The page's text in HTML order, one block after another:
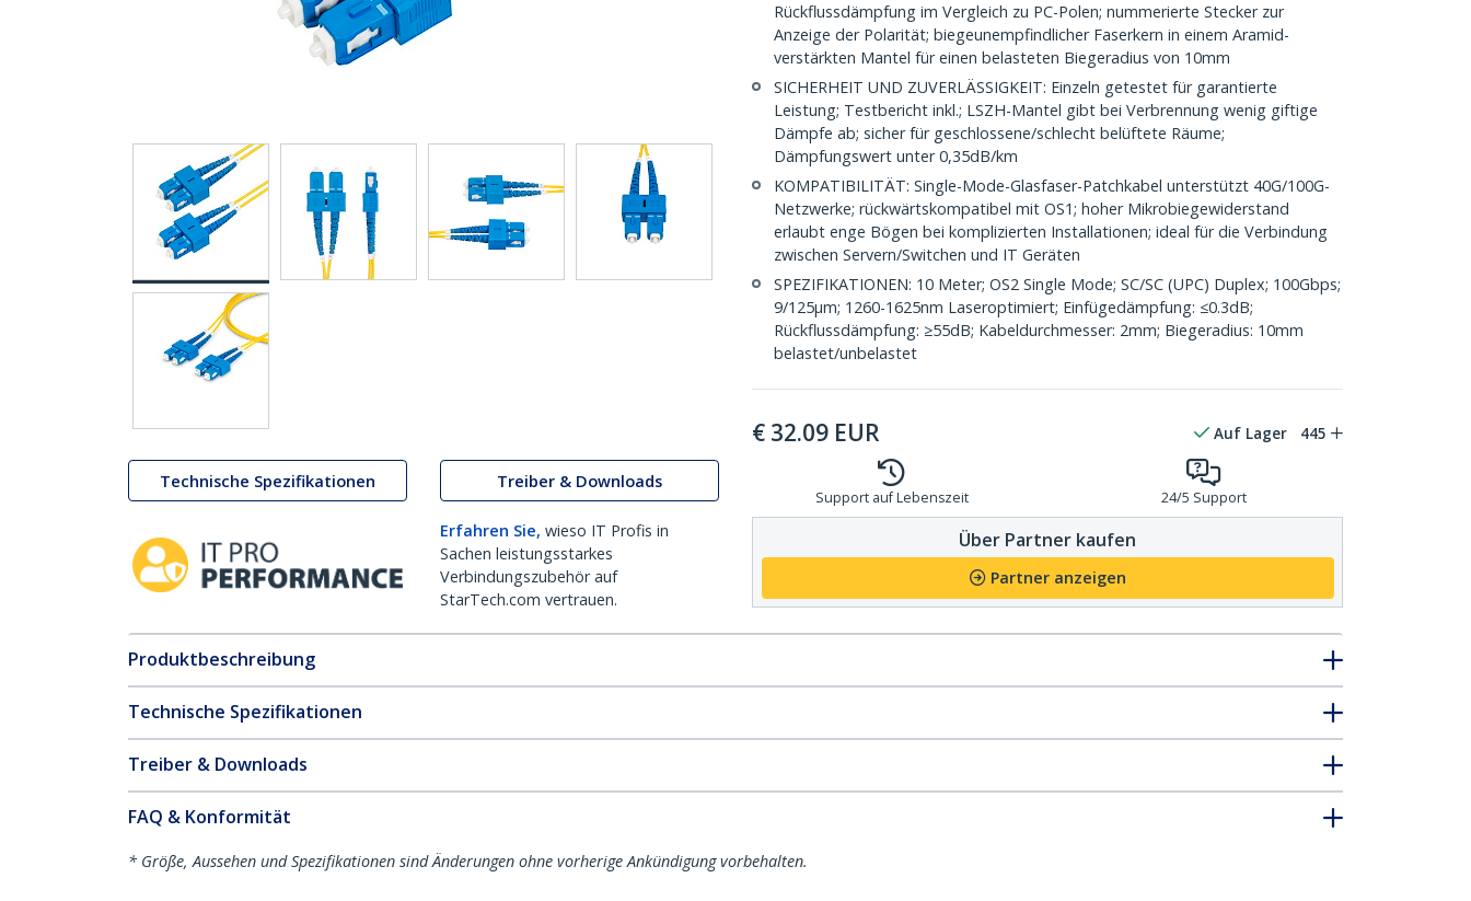
Technische Spezifikationen Treiber & Downloads
Erfahren Sie, wieso IT Profis in
Sachen leistungsstarkes
Verbindungszubehör auf
StarTech.com vertrauen.
Rückflussdämpfung im Vergleich zu PC-Polen; nummerierte Stecker zur
Anzeige der Polarität; biegeunempfindlicher Faserkern in einem Aramid-
verstärkten Mantel für einen belasteten Biegeradius von 10mm
SICHERHEIT UND ZUVERLÄSSIGKEIT: Einzeln getestet für garantierte
Leistung; Testbericht inkl.; LSZH-Mantel gibt bei Verbrennung wenig giftige
Dämpfe ab; sicher für geschlossene/schlecht belüftete Räume;
Dämpfungswert unter 0,35dB/km
KOMPATIBILITÄT: Single-Mode-Glasfaser-Patchkabel unterstützt 40G/100G-
Netzwerke; rückwärtskompatibel mit OS1; hoher Mikrobiegewiderstand
erlaubt enge Bögen bei komplizierten Installationen; ideal für die Verbindung
zwischen Servern/Switchen und IT Geräten
SPEZIFIKATIONEN: 10 Meter; OS2 Single Mode; SC/SC (UPC) Duplex; 100Gbps;
9/125µm; 1260-1625nm Laseroptimiert; Einfügedämpfung: ≤0.3dB;
Rückflussdämpfung: ≥55dB; Kabeldurchmesser: 2mm; Biegeradius: 10mm
belastet/unbelastet
€ 32.09 EUR Auf Lager 445
Support auf Lebenszeit 24/5 Support
Über Partner kaufen
Partner anzeigen
Produktbeschreibung
Technische Spezifikationen
Treiber & Downloads
FAQ & Konformität
* Größe, Aussehen und Spezifikationen sind Änderungen ohne vorherige Ankündigung vorbehalten.